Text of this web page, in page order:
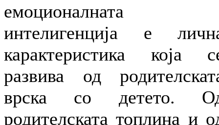
емоционалната
интелигенција е
карактеристика која
развива од
врска со детето.
родителската топлина и